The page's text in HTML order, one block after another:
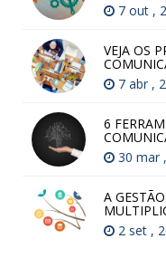
7 out ,
VEJA OS
7 abr ,
6
30 mar
A
2 set ,